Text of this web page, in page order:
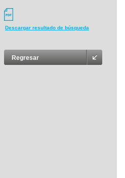
Descargar resultado de búsqueda
Regresar